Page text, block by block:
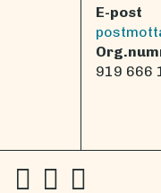
E-post
919 666